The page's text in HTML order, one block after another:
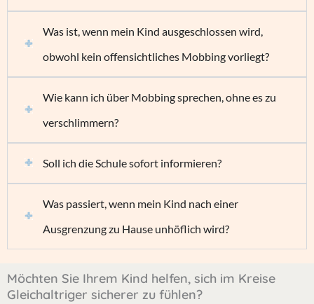
Was ist, wenn mein Kind ausgeschlossen wird,
obwohl kein offensichtliches Mobbing vorliegt?
Wie kann ich über Mobbing sprechen, ohne es zu
verschlimmern?
Soll ich die Schule sofort informieren?
Was passiert, wenn mein Kind nach einer
Ausgrenzung zu Hause unhöflich wird?
Möchten Sie Ihrem Kind helfen, sich im Kreise
Gleichaltriger sicherer zu fühlen?